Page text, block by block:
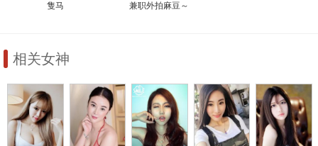
隻马
兼职外拍麻豆～
相关女神